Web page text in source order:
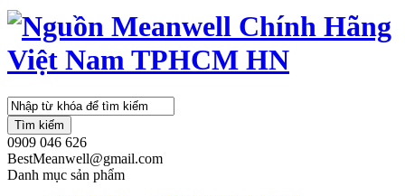
Tìm kiếm
0909 046 626
BestMeanwell@gmail.com
Danh mục sản phẩm